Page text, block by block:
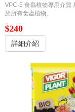
VPC-5 食蟲植物專用介質
於所有食蟲植物。
$240
詳細介紹